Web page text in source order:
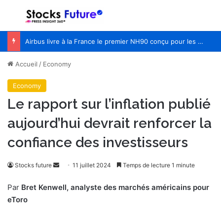
Menu
Airbus livre à la France le premier NH90 conçu pour les opérations spéciales
Accueil / Economy
Economy
Le rapport sur l’inflation publié
aujourd’hui devrait renforcer la
confiance des investisseurs
Stocks future
Envoyer
courriel
11 juillet 2024 Temps de lecture 1 minute
Par Bret Kenwell, analyste des marchés américains pour
eToro